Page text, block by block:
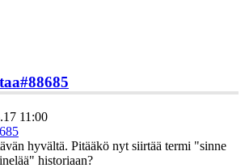
#88685
11:00
hyvältä. Pitääkö nyt siirtää termi "sinne
historiaan?